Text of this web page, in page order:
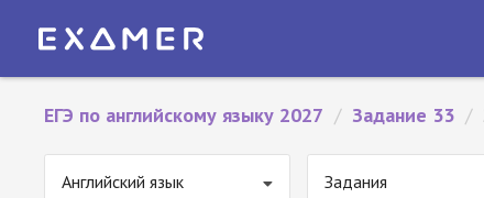
ЕГЭ по английскому языку 2027 / Задание 33 /
Английский язык Задания